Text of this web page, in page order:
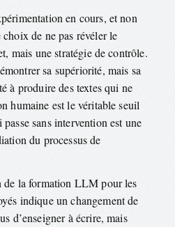
en cours, et non
de ne pas révéler le
mais une stratégie de contrôle.
sa supériorité, mais sa
à produire des textes qui ne
humaine est le véritable seuil
sans intervention est une
du processus de
de la formation LLM pour les
indique un changement de
d’enseigner à écrire, mais